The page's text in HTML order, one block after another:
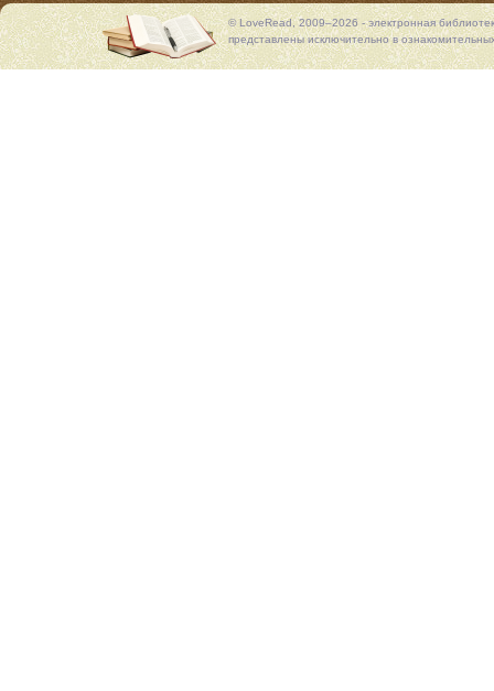
© LoveRead, 2009–2026 - электронная
представлены исключительно в